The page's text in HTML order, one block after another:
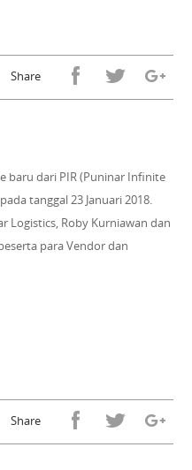
Share
baru dari PIR (Puninar Infinite
tanggal 23 Januari 2018.
Logistics, Roby Kurniawan dan
para Vendor dan
Share